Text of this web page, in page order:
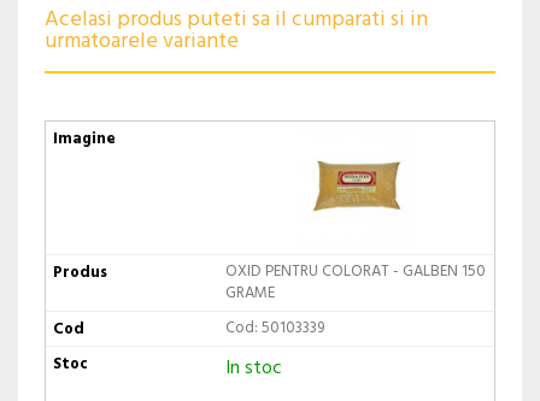
Acelasi produs puteti sa il cumparati si in
urmatoarele variante
OXID PENTRU COLORAT - GALBEN 150
GRAME
Cod: 50103339
In stoc